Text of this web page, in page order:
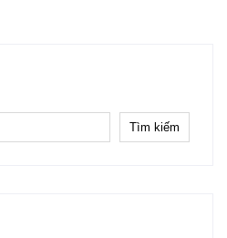
Tìm kiếm